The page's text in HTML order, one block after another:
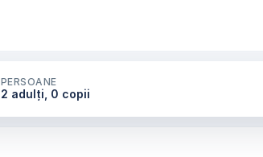
PERSOANE
2 adulți, 0 copii